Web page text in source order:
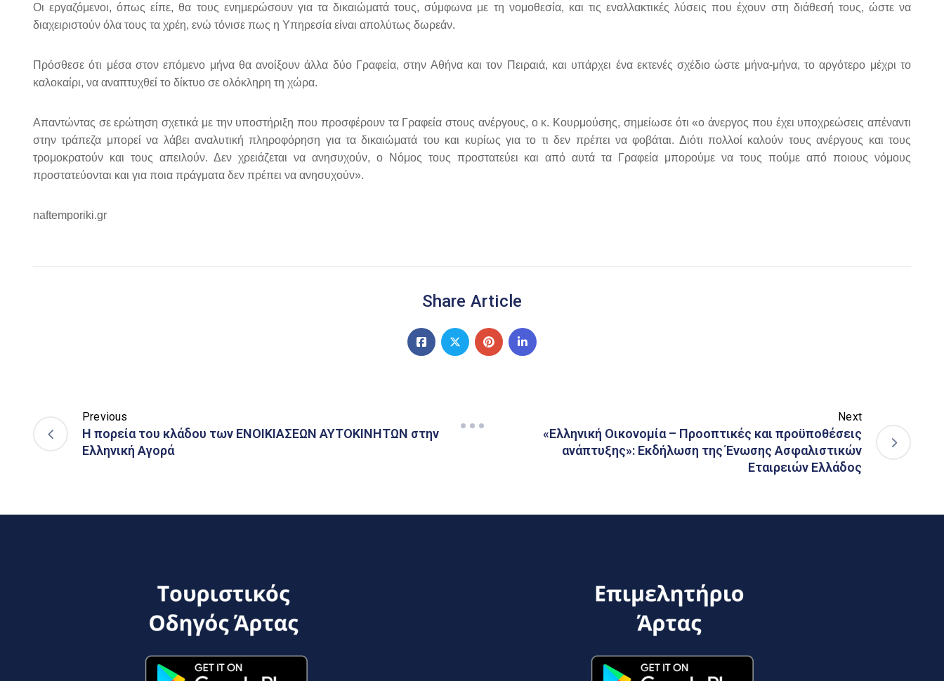
Οι εργαζόμενοι, όπως είπε, θα τους ενημερώσουν για τα δικαιώματά τους, σύμφωνα με τη νομοθεσία, και τις εναλλακτικές λύσεις που έχουν στη διάθεσή τους, ώστε να
διαχειριστούν όλα τους τα χρέη, ενώ τόνισε πως η Υπηρεσία είναι απολύτως δωρεάν.
Πρόσθεσε ότι μέσα στον επόμενο μήνα θα ανοίξουν άλλα δύο Γραφεία, στην Αθήνα και τον Πειραιά, και υπάρχει ένα εκτενές σχέδιο ώστε μήνα-μήνα, το αργότερο μέχρι το
καλοκαίρι, να αναπτυχθεί το δίκτυο σε ολόκληρη τη χώρα.
Απαντώντας σε ερώτηση σχετικά με την υποστήριξη που προσφέρουν τα Γραφεία στους ανέργους, ο κ. Κουρμούσης, σημείωσε ότι «ο άνεργος που έχει υποχρεώσεις απέναντι
στην τράπεζα μπορεί να λάβει αναλυτική πληροφόρηση για τα δικαιώματά του και κυρίως για το τι δεν πρέπει να φοβάται. Διότι πολλοί καλούν τους ανέργους και τους
τρομοκρατούν και τους απειλούν. Δεν χρειάζεται να ανησυχούν, ο Νόμος τους προστατεύει και από αυτά τα Γραφεία μπορούμε να τους πούμε από ποιους νόμους
προστατεύονται και για ποια πράγματα δεν πρέπει να ανησυχούν».
naftemporiki.gr
Share Article
Previous
Η πορεία του κλάδου των ΕΝΟΙΚΙΑΣΕΩΝ ΑΥΤΟΚΙΝΗΤΩΝ στην
Ελληνική Αγορά
Next
«Ελληνική Οικονομία – Προοπτικές και προϋποθέσεις
ανάπτυξης»: Εκδήλωση της Ένωσης Ασφαλιστικών
Εταιρειών Ελλάδος